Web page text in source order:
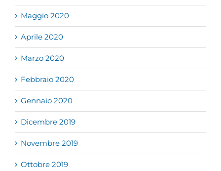
Maggio 2020
Aprile 2020
Marzo 2020
Febbraio 2020
Gennaio 2020
Dicembre 2019
Novembre 2019
Ottobre 2019